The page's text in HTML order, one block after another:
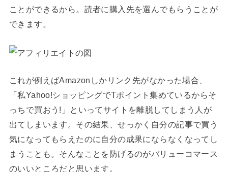
ことができるから。読者に購入先を選んでもらうことが
できます。
これが例えばAmazonしかリンク先がなかった場合、
「私Yahoo!ショッピングでTポイント集めているからそ
っちで買おう!」といってサイトを離脱してしまう人が
出てしまいます。その結果、せっかく自分の記事で買う
気になってもらえたのに自分の成果にならなくなってし
まうことも。そんなことを防げるのがバリューコマース
のいいところだと思います。